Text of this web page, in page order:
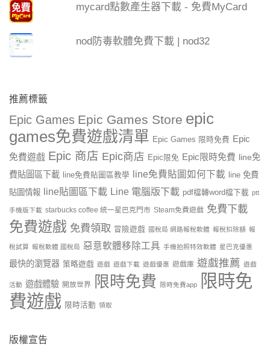
mycard點數產生器下載 - 免費MyCard
nod防毒軟體免費下載 | nod32
推薦標籤
Epic Games Epic Games Store epic
games免費遊戲清單 Epic Games 限時免費 Epic
免費遊戲 Epic 商店 Epic商店 Epic限免 Epic限時免費 line免
費貼圖區下載
line免費貼圖區教學 line免費貼圖如何下載
line 免費
貼圖情報
line貼圖區下載 Line 電腦版下載 pdf檔轉word檔下載 ptt
手機版下載 starbucks coffee 統一星巴克門市 Steam免費遊戲 免費下載
免費遊戲 免費領取 冒險遊戲 國稅局 網路報稅軟體 報稅扣除額 報
稅試算 報稅軟體 國稅局 惡意軟體移除工具 手機拍照特效軟體 星巴克優惠
最快的瀏覽器 策略遊戲 遊戲 遊戲下載 遊戲優惠 遊戲庫 遊戲推薦 遊戲
活動 遊戲體驗 開放世界 限時免費 限時免費app
限時免
費遊戲 限時活動 領取
版權宣告